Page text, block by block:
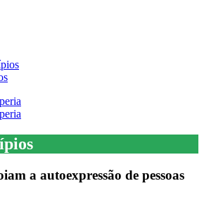
a autoexpressão de pessoas